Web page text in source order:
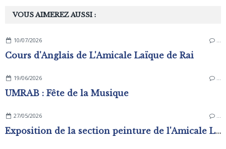
VOUS AIMEREZ AUSSI :
10/07/2026 …
Cours d'Anglais de L'Amicale Laïque de Rai
19/06/2026 …
UMRAB : Fête de la Musique
27/05/2026 …
Exposition de la section peinture de l'Amicale Laïque